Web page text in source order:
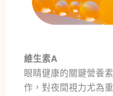
維生素A
眼睛健康的關鍵營養
作，對夜間視力尤為